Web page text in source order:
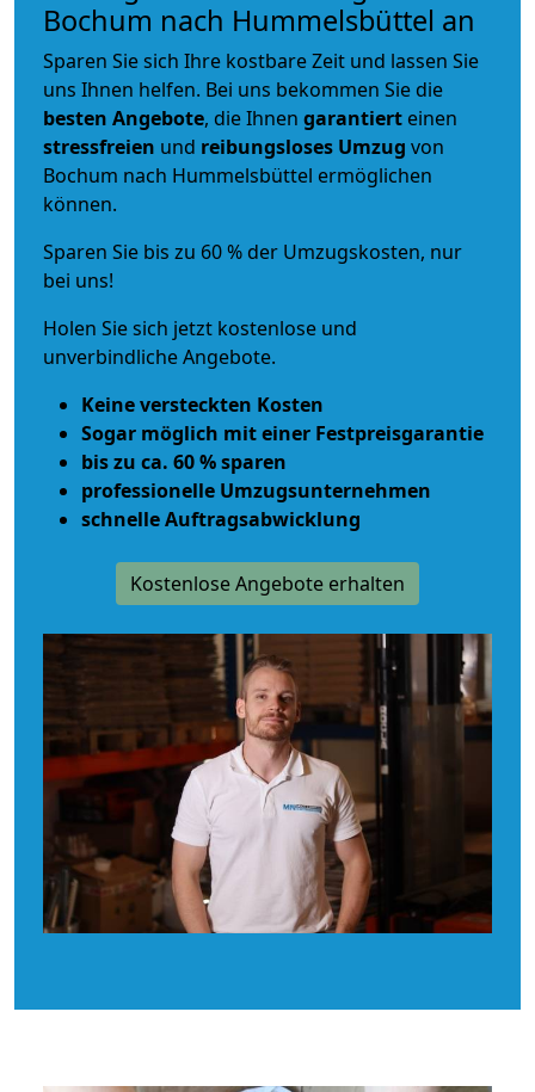
Bochum nach Hummelsbüttel an
Sparen Sie sich Ihre kostbare Zeit und lassen Sie
uns Ihnen helfen. Bei uns bekommen Sie die
besten Angebote, die Ihnen garantiert einen
stressfreien und reibungsloses Umzug von
Bochum nach Hummelsbüttel ermöglichen
können.
Sparen Sie bis zu 60 % der Umzugskosten, nur
bei uns!
Holen Sie sich jetzt kostenlose und
unverbindliche Angebote.
Keine versteckten Kosten
Sogar möglich mit einer Festpreisgarantie
bis zu ca. 60 % sparen
professionelle Umzugsunternehmen
schnelle Auftragsabwicklung
Kostenlose Angebote erhalten